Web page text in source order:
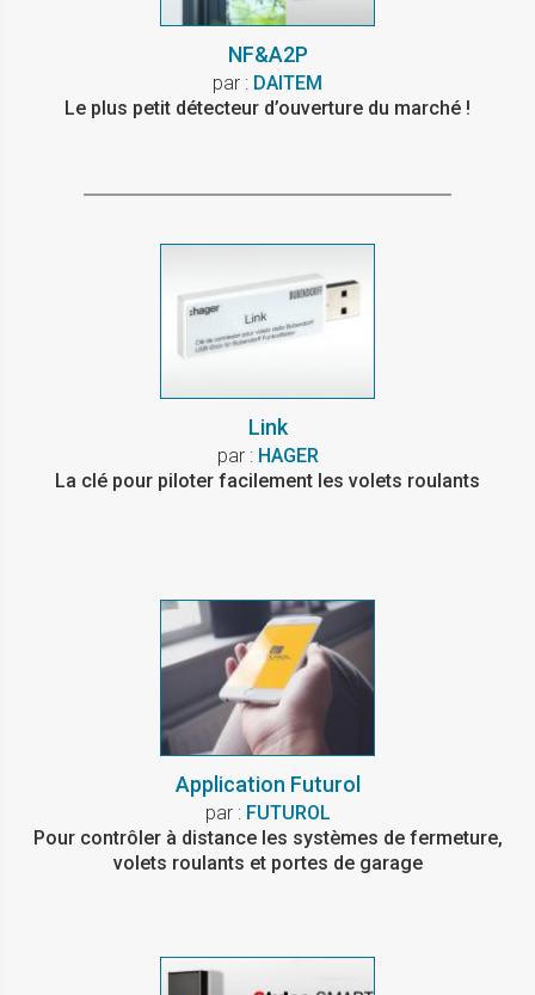
NF&A2P
par : DAITEM
Le plus petit détecteur d’ouverture du marché !
Link
par : HAGER
La clé pour piloter facilement les volets roulants
Application Futurol
par : FUTUROL
Pour contrôler à distance les systèmes de fermeture,
volets roulants et portes de garage